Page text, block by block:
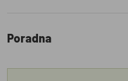
Poradna